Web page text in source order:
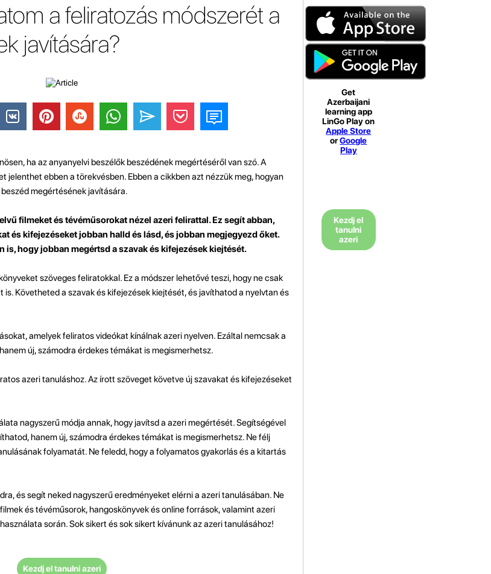
a feliratozás módszerét a
javítására?
ha az anyanyelvi beszélők beszédének megértéséről van szó. A
jelenthet ebben a törekvésben. Ebben a cikkben azt nézzük meg, hogyan
megértésének javítására.
filmeket és tévéműsorokat nézel azeri felirattal. Ez segít abban,
és kifejezéseket jobban halld és lásd, és jobban megjegyezd őket.
is, hogy jobban megértsd a szavak és kifejezések kiejtését.
szöveges feliratokkal. Ez a módszer lehetővé teszi, hogy ne csak
Követheted a szavak és kifejezések kiejtését, és javíthatod a nyelvtan és
amelyek feliratos videókat kínálnak azeri nyelven. Ezáltal nemcsak a
új, számodra érdekes témákat is megismerhetsz.
azeri tanuláshoz. Az írott szöveget követve új szavakat és kifejezéseket
nagyszerű módja annak, hogy javítsd a azeri megértését. Segítségével
hanem új, számodra érdekes témákat is megismerhetsz. Ne félj
folyamatát. Ne feledd, hogy a folyamatos gyakorlás és a kitartás
és segít neked nagyszerű eredményeket elérni a azeri tanulásában. Ne
és tévéműsorok, hangoskönyvek és online források, valamint azeri
során. Sok sikert és sok sikert kívánunk az azeri tanulásához!
Kezdj el tanulni azeri
Get
Azerbaijani
learning app
LinGo Play on
Apple Store
orGoogle
Play
Kezdj el
tanulni
azeri